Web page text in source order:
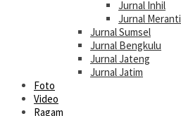
Jurnal Inhil
Jurnal Meranti
Jurnal Sumsel
Jurnal Bengkulu
Jurnal Jateng
Jurnal Jatim
Foto
Video
Ragam